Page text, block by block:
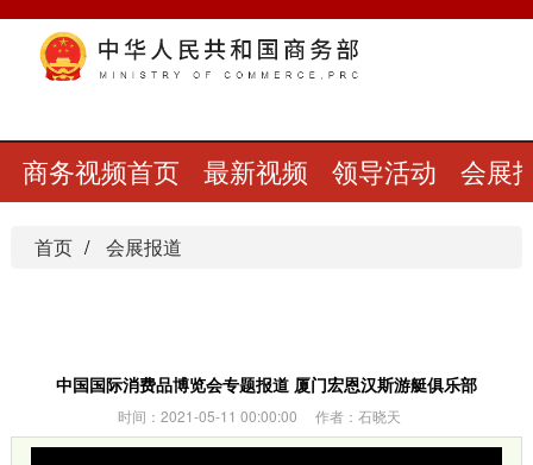
商务视频首页 最新视频 领导活动 会展
首页 会展报道
中国国际消费品博览会专题报道 厦门宏恩汉斯游艇俱乐部
时间：2021-05-11 00:00:00 作者：石晓天